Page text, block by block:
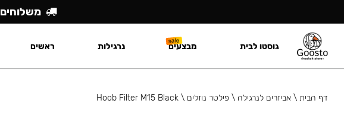
דף הבית\ אביזרים לנרגילה \ פילטר נוזלים \
Hoob Filter M15 Black
משלוחים
גוסטו לבית מבצעים נרגילות ראשים